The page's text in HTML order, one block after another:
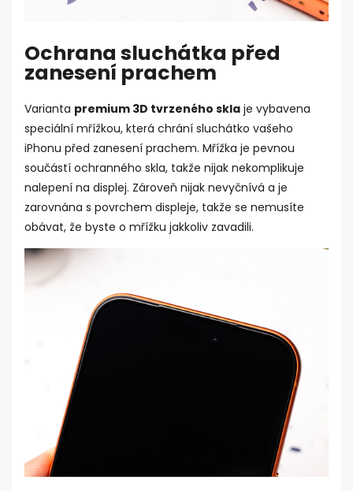
Ochrana sluchátka před
zanesení prachem
Varianta premium 3D tvrzeného skla je vybavena
speciální mřížkou, která chrání sluchátko vašeho
iPhonu před zanesení prachem. Mřížka je pevnou
součástí ochranného skla, takže nijak nekomplikuje
nalepení na displej. Zároveň nijak nevyčnívá a je
zarovnána s povrchem displeje, takže se nemusíte
obávat, že byste o mřížku jakkoliv zavadili.